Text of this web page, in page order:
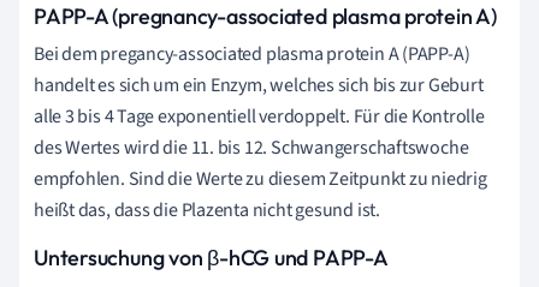
PAPP-A (pregnancy-associated plasma protein A)
Bei dem pregancy-associated plasma protein A (PAPP-A)
handelt es sich um ein Enzym, welches sich bis zur Geburt
alle 3 bis 4 Tage exponentiell verdoppelt. Für die Kontrolle
des Wertes wird die 11. bis 12. Schwangerschaftswoche
empfohlen. Sind die Werte zu diesem Zeitpunkt zu niedrig
heißt das, dass die Plazenta nicht gesund ist.
Untersuchung von β-hCG und PAPP-A